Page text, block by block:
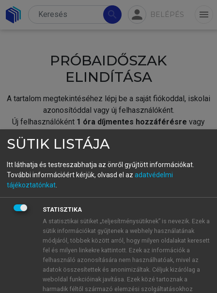
search person BELÉPÉS menu
PRÓBAIDŐSZAK
ELINDÍTÁSA
A tartalom megtekintéséhez lépj be a saját fiókoddal, iskolai
azonosítóddal vagy új felhasználóként.
Új felhasználóként 1 óra díjmentes hozzáférésre vagy
fiókoddal,vagy hozz létre új fiókot.
A regisztráció után apróbaidőszakautomatikusan
BELÉPÉS SAJÁT FIÓKKAL
ÚJ FIÓK LÉTREHOZÁSA
1 óra díjmentes hozzáférés
E-MAIL-CÍM
SÜTIK LISTÁJA
Itt láthatja és testreszabhatja az önről gyűjtött információkat.
További információért kérjük, olvasd el az adatvédelmi
tájékoztatónkat
STATISZTIKA
A statisztikai sütiket „teljesítménysütiknek” is nevezik. Ezek a
sütik információkat gyűjtenek a webhely használatának
módjáról, többek között arról, hogy milyen oldalakat keresett
fel és milyen linkekre kattintott. Ezek az információk a
felhasználó azonosítására nem használhatóak, mivel az
adatok összesítettek és anonimizáltak. Céljuk kizárólag a
weboldal funkcióinak javítása. Ezek közé tartoznak a
harmadik féltől származó elemzési szolgáltatásokhoz